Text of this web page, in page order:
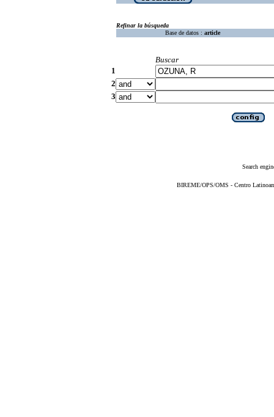
Refinar la búsqueda
Base de datos : article
Buscar
1
2
3
Search
BIREME/OPS/OMS - Centro